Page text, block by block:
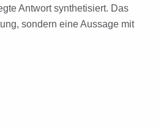
Antwort synthetisiert. Das
sondern eine Aussage mit